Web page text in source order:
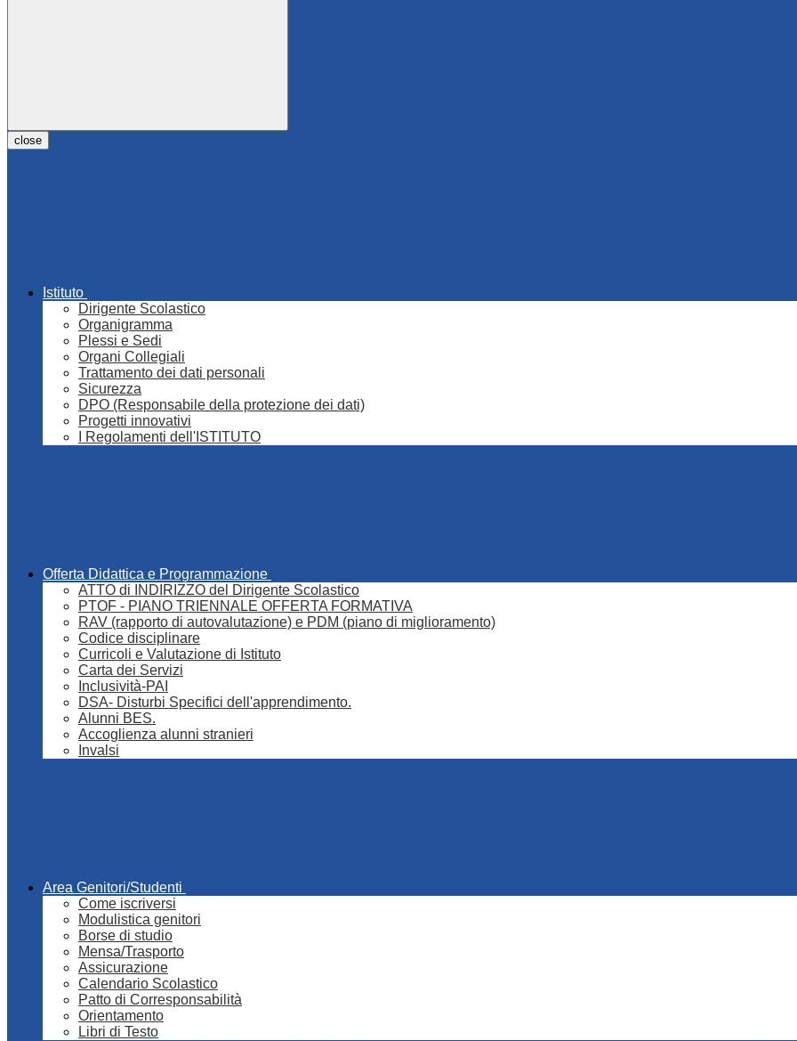
close
Istituto
Dirigente Scolastico
Organigramma
Plessi e Sedi
Organi Collegiali
Trattamento dei dati personali
Sicurezza
DPO (Responsabile della protezione dei dati)
Progetti innovativi
I Regolamenti dell'ISTITUTO
Offerta Didattica e Programmazione
ATTO di INDIRIZZO del Dirigente Scolastico
PTOF - PIANO TRIENNALE OFFERTA FORMATIVA
RAV (rapporto di autovalutazione) e PDM (piano di miglioramento)
Codice disciplinare
Curricoli e Valutazione di Istituto
Carta dei Servizi
Inclusività-PAI
DSA- Disturbi Specifici dell'apprendimento.
Alunni BES.
Accoglienza alunni stranieri
Invalsi
Area Genitori/Studenti
Come iscriversi
Modulistica genitori
Borse di studio
Mensa/Trasporto
Assicurazione
Calendario Scolastico
Patto di Corresponsabilità
Orientamento
Libri di Testo